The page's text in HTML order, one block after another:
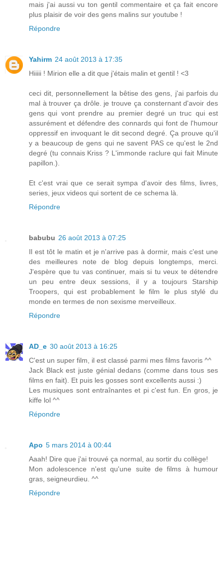
mais j'ai aussi vu ton gentil commentaire et ça fait encore
plus plaisir de voir des gens malins sur youtube !
Répondre
Yahirm 24 août 2013 à 17:35
Hiiiii ! Mirion elle a dit que j'étais malin et gentil ! <3
ceci dit, personnellement la bêtise des gens, j'ai parfois du
mal à trouver ça drôle. je trouve ça consternant d'avoir des
gens qui vont prendre au premier degré un truc qui est
assurément et défendre des connards qui font de l'humour
oppressif en invoquant le dit second degré. Ça prouve qu'il
y a beaucoup de gens qui ne savent PAS ce qu'est le 2nd
degré (tu connais Kriss ? L'immonde raclure qui fait Minute
papillon.).
Et c'est vrai que ce serait sympa d'avoir des films, livres,
series, jeux videos qui sortent de ce schema là.
Répondre
babubu 26 août 2013 à 07:25
Il est tôt le matin et je n'arrive pas à dormir, mais c'est une
des meilleures note de blog depuis longtemps, merci.
J'espère que tu vas continuer, mais si tu veux te détendre
un peu entre deux sessions, il y a toujours Starship
Troopers, qui est probablement le film le plus stylé du
monde en termes de non sexisme merveilleux.
Répondre
AD_e 30 août 2013 à 16:25
C'est un super film, il est classé parmi mes films favoris ^^
Jack Black est juste génial dedans (comme dans tous ses
films en fait). Et puis les gosses sont excellents aussi :)
Les musiques sont entraînantes et pi c'est fun. En gros, je
kiffe lol ^^
Répondre
Apo 5 mars 2014 à 00:44
Aaah! Dire que j'ai trouvé ça normal, au sortir du collège!
Mon adolescence n'est qu'une suite de films à humour
gras, seigneurdieu. ^^
Répondre